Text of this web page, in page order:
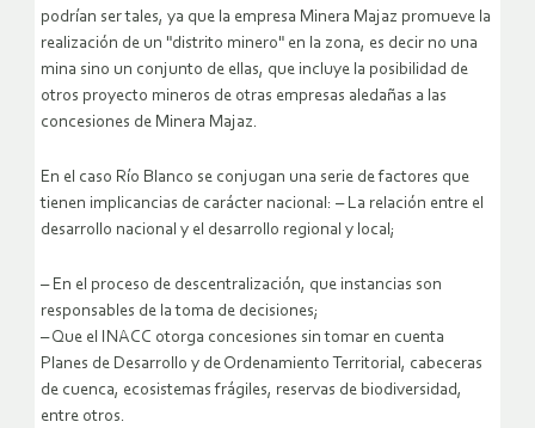
podrían ser tales, ya que la empresa Minera Majaz promueve la
realización de un "distrito minero" en la zona, es decir no una
mina sino un conjunto de ellas, que incluye la posibilidad de
otros proyecto mineros de otras empresas aledañas a las
concesiones de Minera Majaz.
En el caso Río Blanco se conjugan una serie de factores que
tienen implicancias de carácter nacional: – La relación entre el
desarrollo nacional y el desarrollo regional y local;
– En el proceso de descentralización, que instancias son
responsables de la toma de decisiones;
– Que el INACC otorga concesiones sin tomar en cuenta
Planes de Desarrollo y de Ordenamiento Territorial, cabeceras
de cuenca, ecosistemas frágiles, reservas de biodiversidad,
entre otros.